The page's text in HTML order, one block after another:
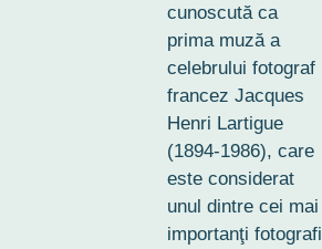
cunoscută ca
prima muză a
celebrului fotograf
francez Jacques
Henri Lartigue
(1894-1986), care
este considerat
unul dintre cei mai
importanţi fotografi